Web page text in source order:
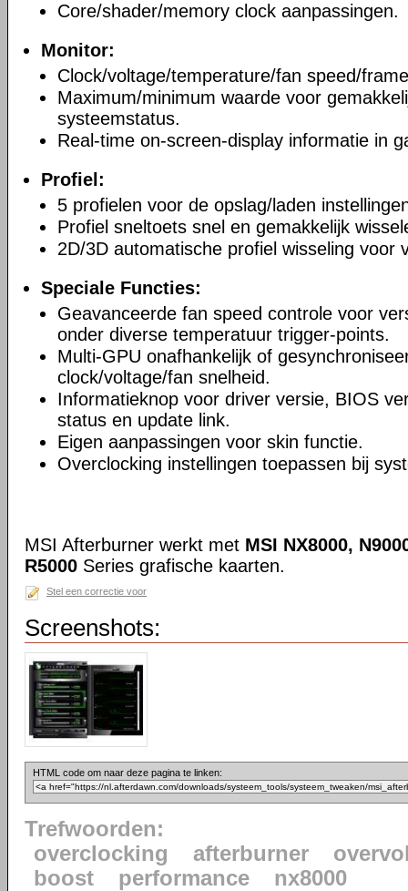
Core/shader/memory clock aanpassingen.
Monitor:
Clock/voltage/temperature/fan speed/
Maximum/minimum waarde voor
systeemstatus.
Real-time on-screen-display informatie in
Profiel:
5 profielen voor de opslag/laden
Profiel sneltoets snel en gemakkelijk
2D/3D automatische profiel wisseling voor
Speciale Functies:
Geavanceerde fan speed controle voor
onder diverse temperatuur trigger-points.
Multi-GPU onafhankelijk of
clock/voltage/fan snelheid.
Informatieknop voor driver versie, BIOS
status en update link.
Eigen aanpassingen voor skin functie.
Overclocking instellingen toepassen bij
MSI Afterburner werkt met MSI NX8000,
R5000 Series grafische kaarten.
Stel een correctie voor
Screenshots:
HTML code om naar deze pagina te linken:
Trefwoorden:
overclocking
afterburner
boost
performance nx8000